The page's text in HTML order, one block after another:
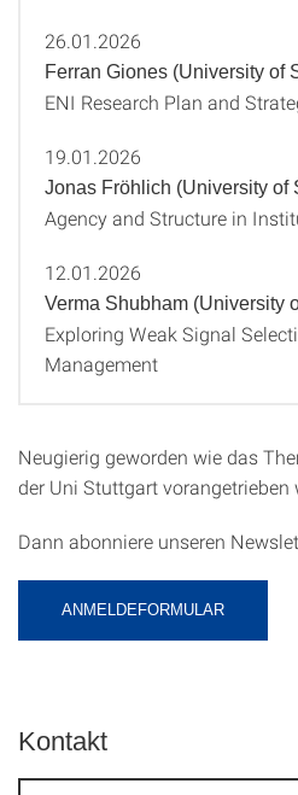
26.01.2026
Ferran Giones (University of
ENI Research Plan and
19.01.2026
Jonas Fröhlich (University of
Agency and Structure in
12.01.2026
Verma Shubham (University
Exploring Weak Signal
Management
Neugierig geworden wie das
der Uni Stuttgart vorangetrieben
Dann abonniere unseren
ANMELDEFORMULAR
Kontakt